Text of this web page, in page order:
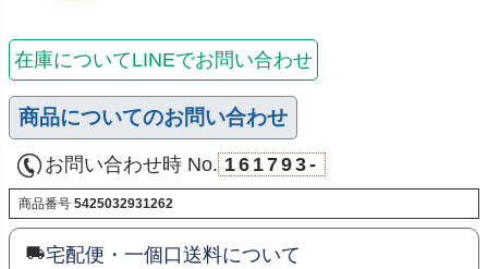
在庫についてLINEでお問い合わせ
商品についてのお問い合わせ
お問い合わせ時 No. 161793-
商品番号 5425032931262
宅配便・一個口送料について